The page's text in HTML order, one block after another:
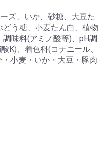
ズ、いか、砂糖、大豆た
う糖、小麦たん白、植物
味料(アミノ酸等)、pH調
K)、着色料(コチニール、
小麦・いか・大豆・豚肉